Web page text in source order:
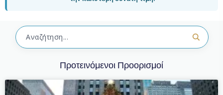
Προτεινόμενοι Προορισμοί